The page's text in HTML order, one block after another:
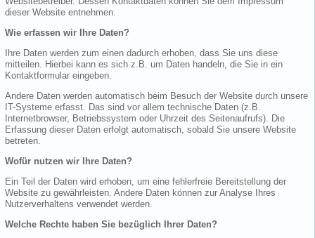
dieser Website entnehmen.
Wie erfassen wir Ihre Daten?
Ihre Daten werden zum einen dadurch erhoben, dass Sie uns diese
mitteilen. Hierbei kann es sich z.B. um Daten handeln, die Sie in ein
Kontaktformular eingeben.
Andere Daten werden automatisch beim Besuch der Website durch unsere
IT-Systeme erfasst. Das sind vor allem technische Daten (z.B.
Internetbrowser, Betriebssystem oder Uhrzeit des Seitenaufrufs). Die
Erfassung dieser Daten erfolgt automatisch, sobald Sie unsere Website
betreten.
Wofür nutzen wir Ihre Daten?
Ein Teil der Daten wird erhoben, um eine fehlerfreie Bereitstellung der
Website zu gewährleisten. Andere Daten können zur Analyse Ihres
Nutzerverhaltens verwendet werden.
Welche Rechte haben Sie bezüglich Ihrer Daten?